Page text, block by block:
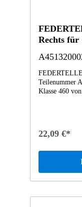
Rechts für
Teilenummer
Klasse 460 von
Dieses Teil
wurde unter
Vertrauen Sie
22,09 €*